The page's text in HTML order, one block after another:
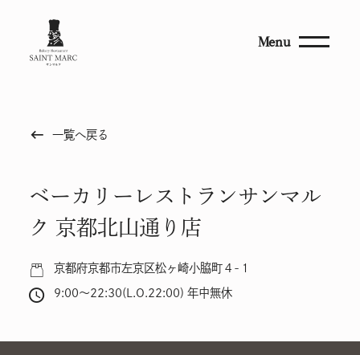
Menu
keyboard_backspace 一覧へ戻る
ベーカリーレストランサンマル
ク 京都北山通り店
京都府京都市左京区松ヶ崎小脇町４-１
9:00～22:30(L.O.22:00) 年中無休